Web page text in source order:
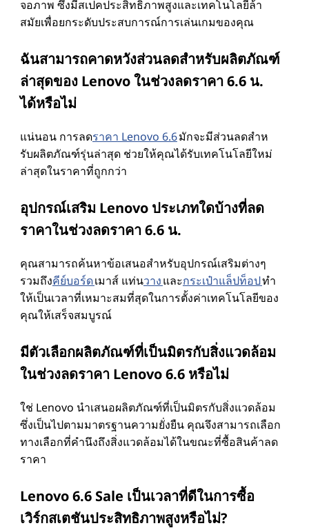
จอภาพ ซึ่งมีสเปคประสิทธิภาพสูงและเทคโนโลยีล้ํา
สมัยเพื่อยกระดับประสบการณ์การเล่นเกมของคุณ
ฉันสามารถคาดหวังส่วนลดสําหรับผลิตภัณฑ์
ล่าสุดของ Lenovo ในช่วงลดราคา 6.6 น.
ได้หรือไม่
แน่นอน การลดราคา Lenovo 6.6มักจะมีส่วนลดสําห
รับผลิตภัณฑ์รุ่นล่าสุด ช่วยให้คุณได้รับเทคโนโลยีใหม่
ล่าสุดในราคาที่ถูกกว่า
อุปกรณ์เสริม Lenovo ประเภทใดบ้างที่ลด
ราคาในช่วงลดราคา 6.6 น.
คุณสามารถค้นหาข้อเสนอสําหรับอุปกรณ์เสริมต่างๆ
รวมถึงคีย์บอร์ดเมาส์ แท่นวางและกระเป๋าแล็ปท็อปทํา
ให้เป็นเวลาที่เหมาะสมที่สุดในการตั้งค่าเทคโนโลยีของ
คุณให้เสร็จสมบูรณ์
มีตัวเลือกผลิตภัณฑ์ที่เป็นมิตรกับสิ่งแวดล้อม
ในช่วงลดราคา Lenovo 6.6 หรือไม่
ใช่ Lenovo นําเสนอผลิตภัณฑ์ที่เป็นมิตรกับสิ่งแวดล้อม
ซึ่งเป็นไปตามมาตรฐานความยั่งยืน คุณจึงสามารถเลือก
ทางเลือกที่คํานึงถึงสิ่งแวดล้อมได้ในขณะที่ซื้อสินค้าลด
ราคา
Lenovo 6.6 Sale เป็นเวลาที่ดีในการซื้อ
เวิร์กสเตชันประสิทธิภาพสูงหรือไม่?